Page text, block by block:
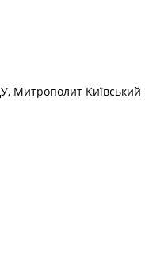
Митрополит Київський і